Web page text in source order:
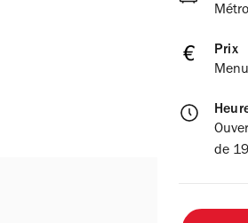
Prix
de